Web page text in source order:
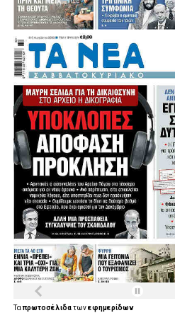
Ταπρωτοσέλιδατωνεφημερίδων